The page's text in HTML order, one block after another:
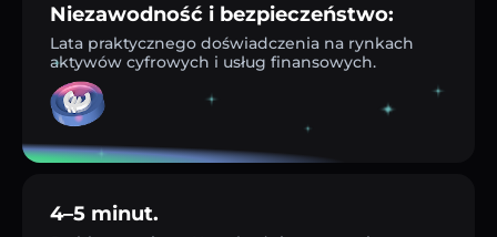
Niezawodność i bezpieczeństwo:
Lata praktycznego doświadczenia na rynkach
aktywów cyfrowych i usług finansowych.
4–5 minut.